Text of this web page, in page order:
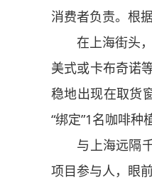
消费者负责。根
在上海街头，
美式或卡布奇诺
稳地出现在取货
“绑定”1名咖啡种
与上海远隔千
项目参与人，眼